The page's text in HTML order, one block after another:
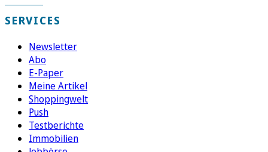
SERVICES
Newsletter
Abo
E-Paper
Meine Artikel
Shoppingwelt
Push
Testberichte
Immobilien